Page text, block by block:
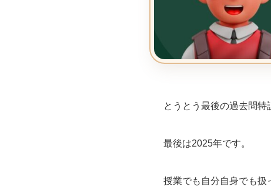
とうとう最後の過去問特
最後は2025年です。
授業でも自分自身でも扱